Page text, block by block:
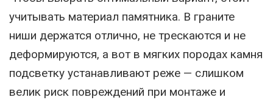
учитывать материал памятника. В граните
ниши держатся отлично, не трескаются и не
деформируются, а вот в мягких породах камня
подсветку устанавливают реже — слишком
велик риск повреждений при монтаже и